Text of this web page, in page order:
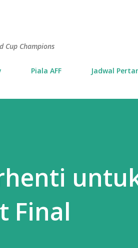
Cup Champions
Piala AFF Jadwal
Final